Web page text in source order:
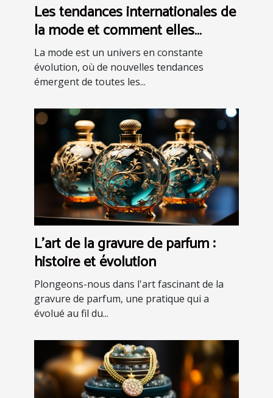
Les tendances internationales de
la mode et comment elles
peuvent inspirer votre style
La mode est un univers en constante
évolution, où de nouvelles tendances
émergent de toutes les...
L'art de la gravure de parfum :
histoire et évolution
Plongeons-nous dans l'art fascinant de la
gravure de parfum, une pratique qui a
évolué au fil du...